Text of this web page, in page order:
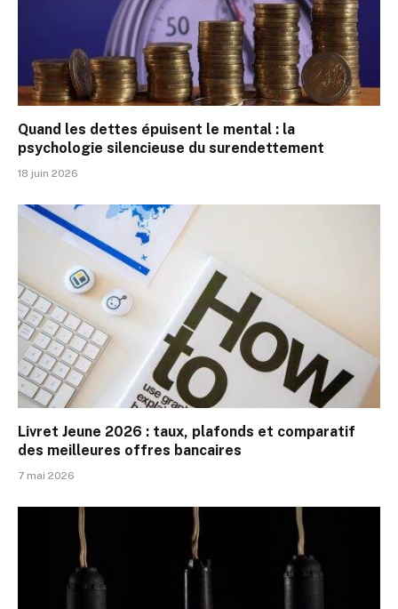
Quand les dettes épuisent le mental : la
psychologie silencieuse du surendettement
18 juin 2026
Livret Jeune 2026 : taux, plafonds et comparatif
des meilleures offres bancaires
7 mai 2026